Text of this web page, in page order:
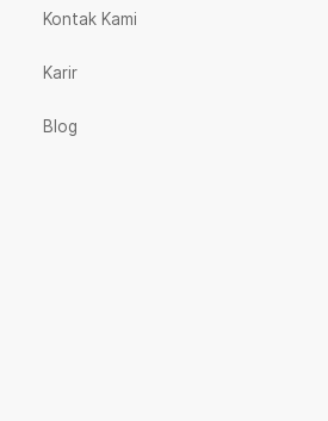
Kontak Kami
Karir
Blog